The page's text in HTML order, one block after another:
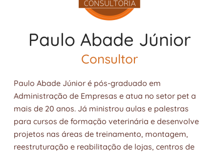
Paulo Abade Júnior
Consultor
Paulo Abade Júnior é pós-graduado em
Administração de Empresas e atua no setor pet a
mais de 20 anos. Já ministrou aulas e palestras
para cursos de formação veterinária e desenvolve
projetos nas áreas de treinamento, montagem,
reestruturação e reabilitação de lojas, centros de